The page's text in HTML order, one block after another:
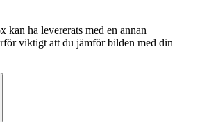
kan ha levererats med en annan
viktigt att du jämför bilden med din